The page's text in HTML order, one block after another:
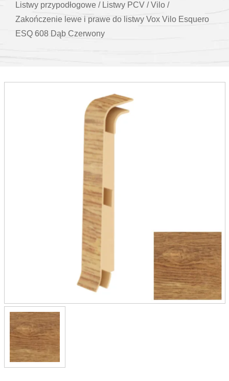
Listwy przypodłogowe / Listwy PCV /Vilo /
Zakończenie lewe i prawe do listwy Vox Vilo Esquero
ESQ 608 Dąb Czerwony